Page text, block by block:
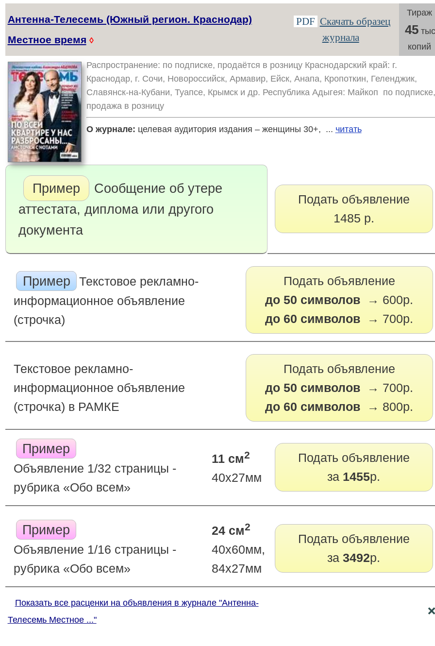
Антенна-Телесемь (Южный регион. Краснодар)
Местное время ◊
PDF Скачать образец
журнала
Тираж
45
копий
Распространение: по подписке, продаётся в розницу Краснодарский край: г.
Краснодар, г. Сочи, Новороссийск, Армавир, Ейск, Анапа, Кропоткин, Геленджик,
Славянск-на-Кубани, Туапсе, Крымск и др. Республика Адыгея: Майкоп по подписке,
продажа в розницу
О журнале: целевая аудитория издания – женщины 30+, ... читать
Пример
Сообщение об утере
аттестата, диплома или другого
документа
Подать объявление
1485 р.
Пример
Текстовое рекламно-
информационное объявление
(строчка)
Подать объявление
до 50 символов → 600р.
до 60 символов → 700р.
Текстовое рекламно-
информационное объявление
(строчка) в РАМКЕ
Подать объявление
до 50 символов → 700р.
до 60 символов → 800р.
Пример
Объявление 1/32 страницы -
рубрика «Обо всем»
11 см2
40х27мм
Подать объявление
за 1455р.
Пример
Объявление 1/16 страницы -
рубрика «Обо всем»
24 см2
40х60мм,
84х27мм
Подать объявление
за3492р.
Показать все расценки на объявления в журнале "Антенна-
Телесемь Местное ..."